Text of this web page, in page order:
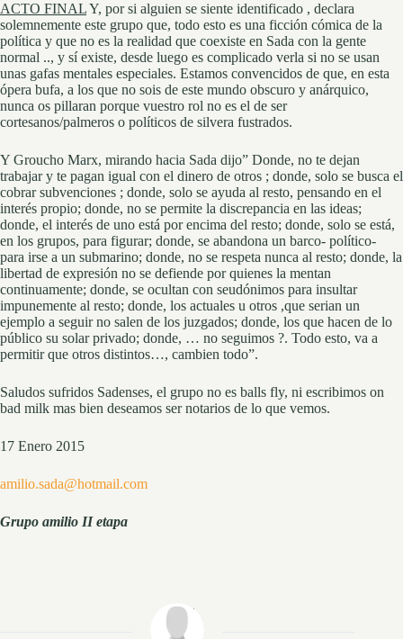
ACTO FINALY, por si alguien se siente identificado , declara
solemnemente este grupo que, todo esto es una ficción cómica de la
política y que no es la realidad que coexiste en Sada con la gente
normal .., y sí existe, desde luego es complicado verla si no se usan
unas gafas mentales especiales. Estamos convencidos de que, en esta
ópera bufa, a los que no sois de este mundo obscuro y anárquico,
nunca os pillaran porque vuestro rol no es el de ser
cortesanos/palmeros o políticos de silvera fustrados.
Y Groucho Marx, mirando hacia Sada dijo” Donde, no te dejan
trabajar y te pagan igual con el dinero de otros ; donde, solo se busca el
cobrar subvenciones ; donde, solo se ayuda al resto, pensando en el
interés propio; donde, no se permite la discrepancia en las ideas;
donde, el interés de uno está por encima del resto; donde, solo se está,
en los grupos, para figurar; donde, se abandona un barco- político-
para irse a un submarino; donde, no se respeta nunca al resto; donde, la
libertad de expresión no se defiende por quienes la mentan
continuamente; donde, se ocultan con seudónimos para insultar
impunemente al resto; donde, los actuales u otros ,que serian un
ejemplo a seguir no salen de los juzgados; donde, los que hacen de lo
público su solar privado; donde, … no seguimos ?. Todo esto, va a
permitir que otros distintos…, cambien todo”.
Saludos sufridos Sadenses, el grupo no es balls fly, ni escribimos on
bad milk mas bien deseamos ser notarios de lo que vemos.
17 Enero 2015
amilio.sada@hotmail.com
Grupo amilio II etapa